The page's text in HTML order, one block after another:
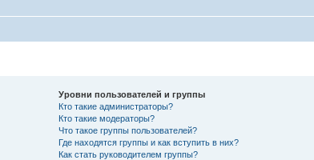
Уровни пользователей и группы
Кто такие администраторы?
Кто такие модераторы?
Что такое группы пользователей?
Где находятся группы и как вступить в них?
Как стать руководителем группы?